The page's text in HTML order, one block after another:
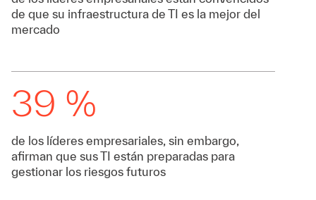
de que su infraestructura de TI es la mejor del
mercado
39 %
de los líderes empresariales, sin embargo,
afirman que sus TI están preparadas para
gestionar los riesgos futuros